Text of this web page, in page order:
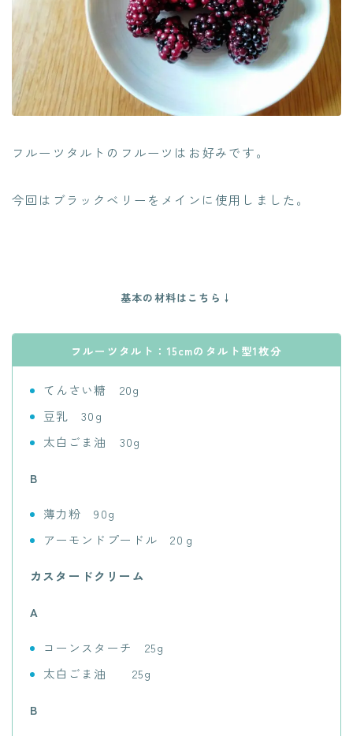
フルーツタルトのフルーツはお好みです。
今回はブラックベリーをメインに使用しました。
基本の材料はこちら↓
フルーツタルト：15cmのタルト型1枚分
てんさい糖 20g
豆乳 30g
太白ごま油 30g
B
薄力粉 90g
アーモンドプードル 20ｇ
カスタードクリーム
A
コーンスターチ 25g
太白ごま油 25g
B